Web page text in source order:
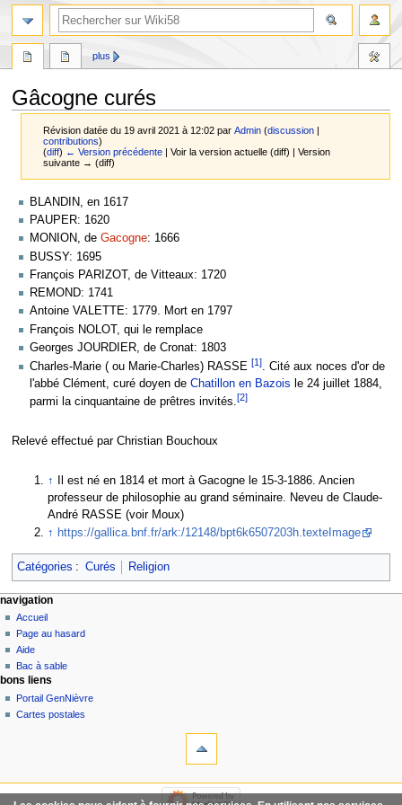
Gâcogne curés
Révision datée du 19 avril 2021 à 12:02 parAdmin (discussion |
contributions)
(diff) ← Version précédente | Voir la version actuelle (diff) | Version
suivante → (diff)
Aller
la
navigation
Aller
la
recherche
BLANDIN, en 1617
PAUPER: 1620
MONION, de Gacogne: 1666
BUSSY: 1695
François PARIZOT, de Vitteaux: 1720
REMOND: 1741
Antoine VALETTE: 1779. Mort en 1797
François NOLOT, qui le remplace
Georges JOURDIER, de Cronat: 1803
Charles-Marie ( ou Marie-Charles) RASSE [1]. Cité aux noces d'or de
l'abbé Clément, curé doyen de Chatillon en Bazois le 24 juillet 1884,
parmi la cinquantaine de prêtres invités.[2]
Relevé effectué par Christian Bouchoux
↑
Il est né en 1814 et mort à Gacogne le 15-3-1886. Ancien
professeur de philosophie au grand séminaire. Neveu de Claude-
André RASSE (voir Moux)
↑ https://gallica.bnf.fr/ark:/12148/bpt6k6507203h.texteImage
Catégories : Curés Religion
plus
navigation
Accueil
Page au hasard
Aide
Bac à sable
bons liens
Portail GenNièvre
Cartes postales